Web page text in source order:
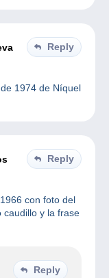
Reply
1974 de Níquel
Reply
con foto del
caudillo y la frase
Reply